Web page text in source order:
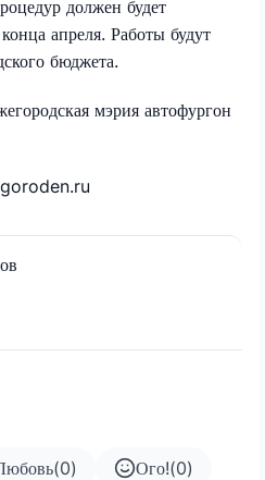
должен будет
апреля. Работы будут
бюджета.
мэрия автофургон
(0) Ого!(0)